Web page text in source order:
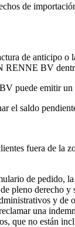
de
de anticipo
RENNE BV
emitir un
el saldo
fuera de la
de pedido,
pleno derecho
y
una
que no están